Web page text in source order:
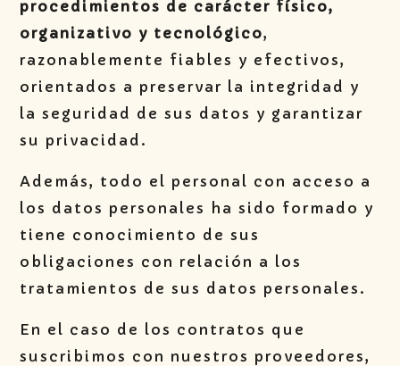
procedimientos de carácter físico,
organizativo y tecnológico,
razonablemente fiables y efectivos,
orientados a preservar la integridad y
la seguridad de sus datos y garantizar
su privacidad.
Además, todo el personal con acceso a
los datos personales ha sido formado y
tiene conocimiento de sus
obligaciones con relación a los
tratamientos de sus datos personales.
En el caso de los contratos que
suscribimos con nuestros proveedores,